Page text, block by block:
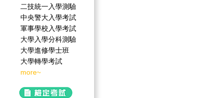
二技統一入學測驗
中央警大入學考試
軍事學校入學考試
大學入學分科測驗
大學進修學士班
大學轉學考試
more~